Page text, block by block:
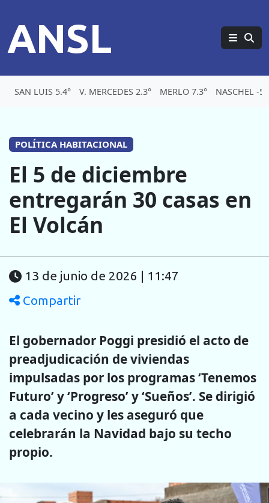
ANSL
SAN LUIS 5.4° V. MERCEDES 2.3° MERLO 7.3° NASCHEL -
POLÍTICA HABITACIONAL
El 5 de diciembre
entregarán 30 casas en
El Volcán
13 de junio de 2026 | 11:47
Compartir
El gobernador Poggi presidió el acto de
preadjudicación de viviendas
impulsadas por los programas ‘Tenemos
Futuro’ y ‘Progreso’ y ‘Sueños’. Se dirigió
a cada vecino y les aseguró que
celebrarán la Navidad bajo su techo
propio.